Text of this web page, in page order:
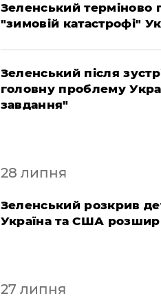
Зеленський терміново
"зимовій катастрофі"
Зеленський після
головну проблему
завдання"
28 липня
Зеленський розкрив
Україна та США
27 липня